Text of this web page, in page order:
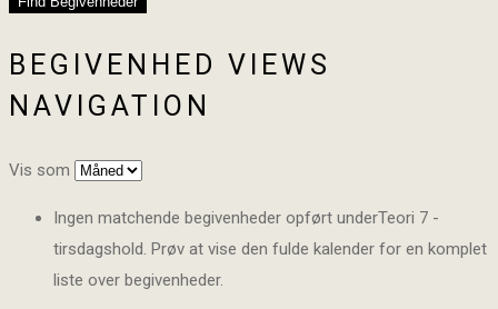
BEGIVENHED VIEWS
NAVIGATION
Vis som
Ingen matchende begivenheder opført underTeori 7 -
tirsdagshold. Prøv at vise den fulde kalender for en komplet
liste over begivenheder.